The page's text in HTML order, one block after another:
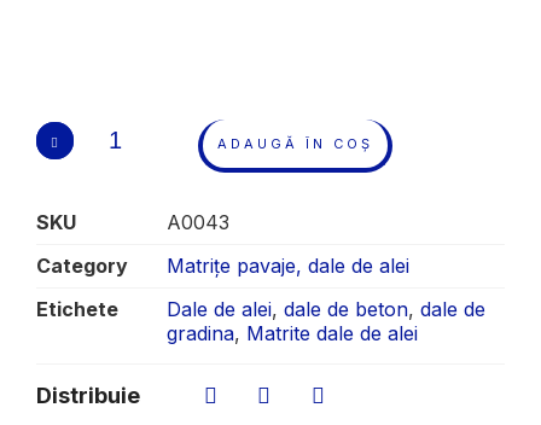
ADAUGĂ ÎN COȘ
SKU
A0043
Category
Matrițe pavaje, dale de alei
Etichete
Dale de alei, dale de beton, dale de
gradina, Matrite dale de alei
Distribuie